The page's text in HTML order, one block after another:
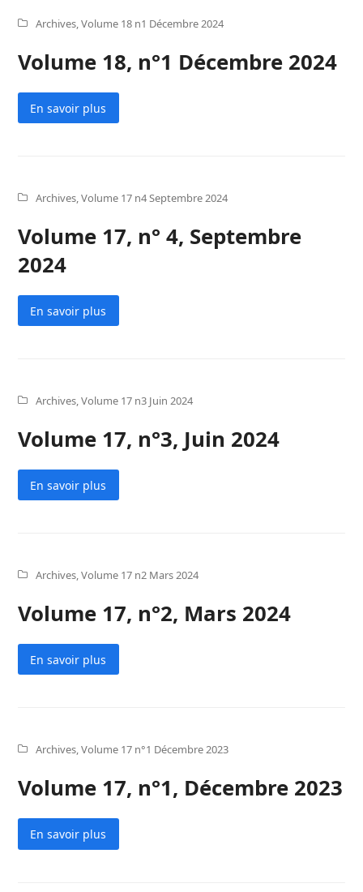
Archives,Volume 18 n1 Décembre 2024
Volume 18, n°1 Décembre 2024
En savoir plus
Archives,Volume 17 n4 Septembre 2024
Volume 17, n° 4, Septembre
2024
En savoir plus
Archives,Volume 17 n3 Juin 2024
Volume 17, n°3, Juin 2024
En savoir plus
Archives,Volume 17 n2 Mars 2024
Volume 17, n°2, Mars 2024
En savoir plus
Archives,Volume 17 n°1 Décembre 2023
Volume 17, n°1, Décembre 2023
En savoir plus